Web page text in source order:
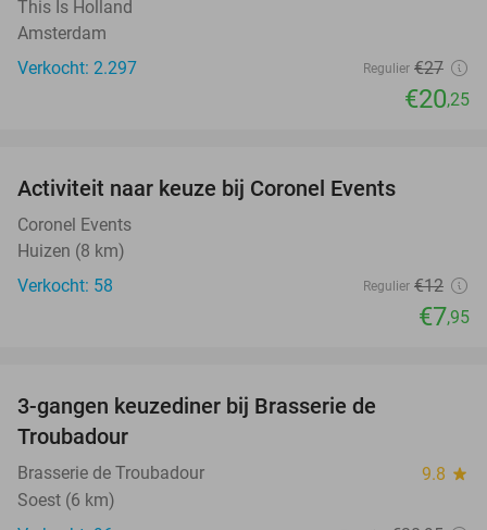
This Is Holland
Amsterdam
Verkocht: 2.297
Regulier €27
€20,25
Activiteit naar keuze bij Coronel Events
Coronel Events
Huizen (8 km)
Verkocht: 58
Regulier €12
€7,95
3-gangen keuzediner bij Brasserie de
Troubadour
Brasserie de Troubadour 9.8 star
Soest (6 km)